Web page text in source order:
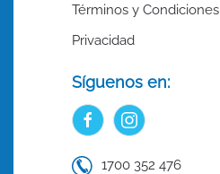
Términos y Condiciones
Privacidad
Síguenos en:
1700 352 476